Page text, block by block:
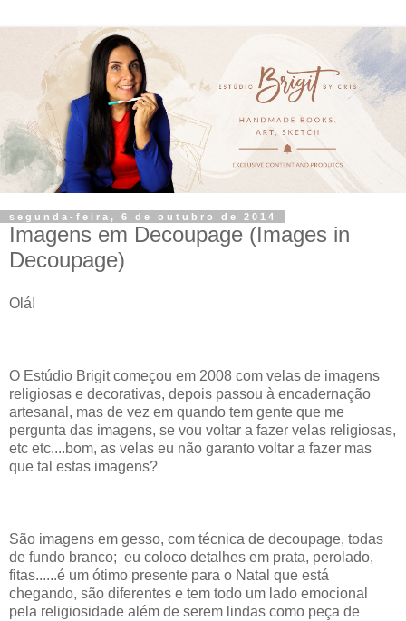
segunda-feira, 6 de outubro de 2014
Imagens em Decoupage (Images in
Decoupage)
Olá!
O Estúdio Brigit começou em 2008 com velas de imagens
religiosas e decorativas, depois passou à encadernação
artesanal, mas de vez em quando tem gente que me
pergunta das imagens, se vou voltar a fazer velas religiosas,
etc etc....bom, as velas eu não garanto voltar a fazer mas
que tal estas imagens?
São imagens em gesso, com técnica de decoupage, todas
de fundo branco; eu coloco detalhes em prata, perolado,
fitas......é um ótimo presente para o Natal que está
chegando, são diferentes e tem todo um lado emocional
pela religiosidade além de serem lindas como peça de